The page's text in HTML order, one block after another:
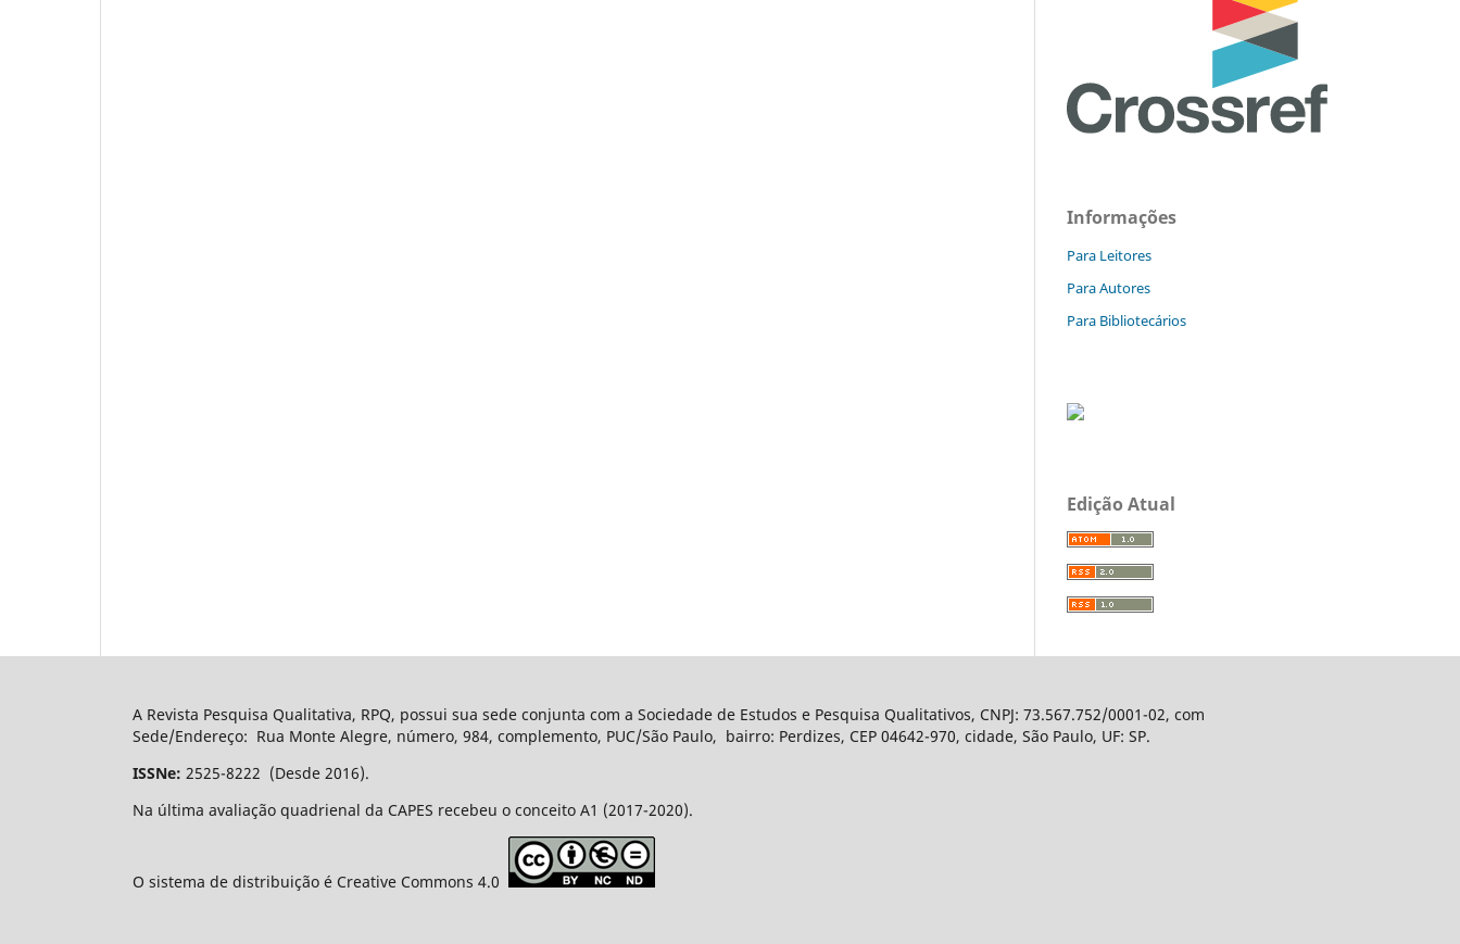
Informações
Para Leitores
Para Autores
Para Bibliotecários
Edição Atual
A Revista Pesquisa Qualitativa, RPQ, possui sua sede conjunta com a Sociedade de Estudos e Pesquisa Qualitativos, CNPJ: 73.567.752/0001-02, com
Sede/Endereço: Rua Monte Alegre, número, 984, complemento, PUC/São Paulo, bairro: Perdizes, CEP 04642-970, cidade, São Paulo, UF: SP.
ISSNe: 2525-8222 (Desde 2016).
Na última avaliação quadrienal da CAPES recebeu o conceito A1 (2017-2020).
O sistema de distribuição é Creative Commons 4.0